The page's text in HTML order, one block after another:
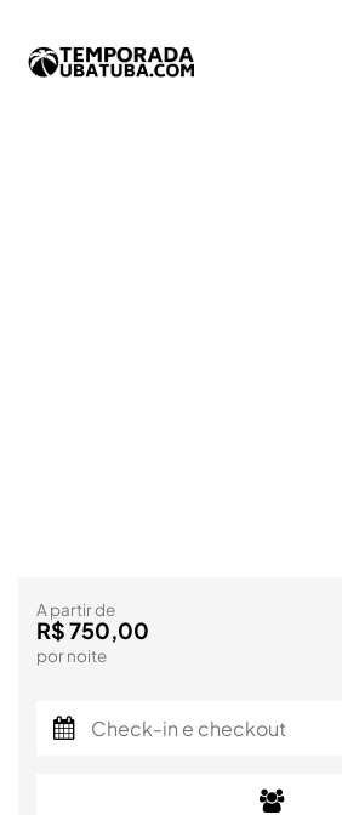
A partir de
R$ 750,00
por noite